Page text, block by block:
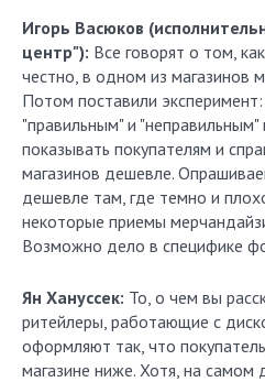
Игорь Васюков
центр"): Все говорят о том,
честно, в одном из магазинов
Потом поставили
"правильным" и "неправильным"
показывать покупателям и
магазинов дешевле.
дешевле там, где темно и
некоторые приемы
Возможно дело в специфике
Ян Хануссек: То, о чем вы
ритейлеры, работающие с
оформляют так, что
магазине ниже. Хотя, на самом